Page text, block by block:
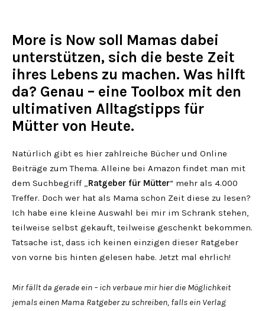
More is Now soll Mamas dabei
unterstützen, sich die beste Zeit
ihres Lebens zu machen. Was hilft
da? Genau – eine Toolbox mit den
ultimativen Alltagstipps für
Mütter von Heute.
Natürlich gibt es hier zahlreiche Bücher und Online
Beiträge zum Thema. Alleine bei Amazon findet man mit
dem Suchbegriff „Ratgeber für Mütter“ mehr als 4.000
Treffer. Doch wer hat als Mama schon Zeit diese zu lesen?
Ich habe eine kleine Auswahl bei mir im Schrank stehen,
teilweise selbst gekauft, teilweise geschenkt bekommen.
Tatsache ist, dass ich keinen einzigen dieser Ratgeber
von vorne bis hinten gelesen habe. Jetzt mal ehrlich!
Mir fällt da gerade ein – ich verbaue mir hier die Möglichkeit
jemals einen Mama Ratgeber zu schreiben, falls ein Verlag